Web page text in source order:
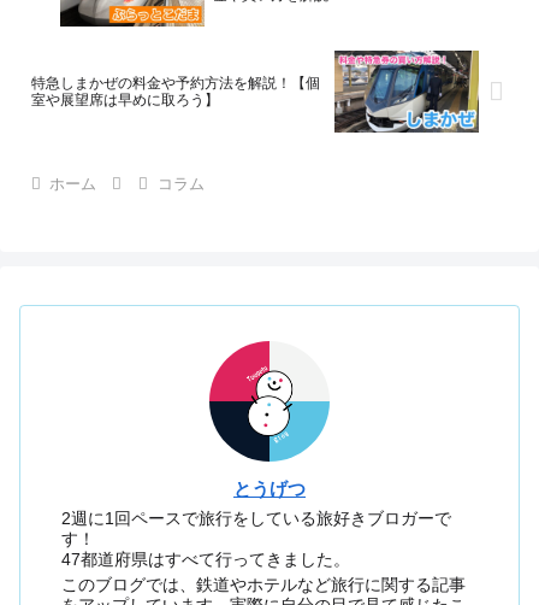
特急しまかぜの料金や予約方法を解説！【個
室や展望席は早めに取ろう】
ホーム コラム
とうげつ
2週に1回ペースで旅行をしている旅好きブロガーで
す！
47都道府県はすべて行ってきました。
このブログでは、鉄道やホテルなど旅行に関する記事